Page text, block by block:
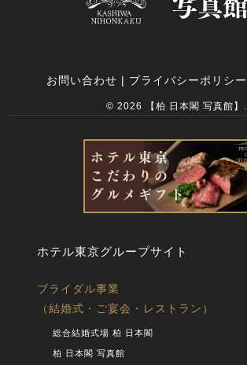
お問い合わせ | プライバシーポリシー
© 2026 【柏 日本閣 写真館】.
ホテル東京グループサイト
ブライダル事業
（結婚式・ご宴会・レストラン）
総合結婚式場 柏 日本閣
柏 日本閣 写真館